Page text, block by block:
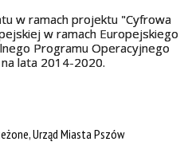
w ramach projektu "Cyfrowa
w ramach Europejskiego
Programu Operacyjnego
lata 2014-2020.
Urząd Miasta Pszów